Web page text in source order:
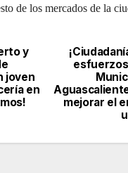
de los mercados de la
mejorar el
y
joven
en